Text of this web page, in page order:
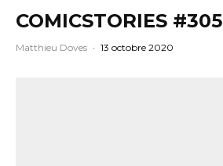
COMICSTORIES #305
Matthieu Doves · 13 octobre 2020